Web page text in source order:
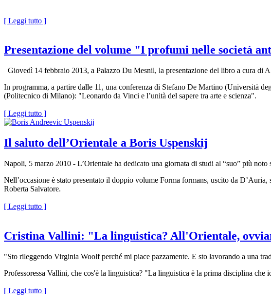
[ Leggi tutto ]
Presentazione del volume "I profumi nelle società
Giovedì 14 febbraio 2013, a Palazzo Du Mesnil, la presentazione del libro a cura di
In programma, a partire dalle 11, una conferenza di Stefano De Martino (Università
(Politecnico di Milano): "Leonardo da Vinci e l’unità del sapere tra arte e scienza".
[ Leggi tutto ]
Il saluto dell’Orientale a Boris Uspenskij
Napoli, 5 marzo 2010 - L’Orientale ha dedicato una giornata di studi al “suo” più
Nell’occasione è stato presentato il doppio volume Forma formans, uscito da
Roberta Salvatore.
[ Leggi tutto ]
Cristina Vallini: "La linguistica? All'Orientale,
"Sto rileggendo Virginia Woolf perché mi piace pazzamente. E sto lavorando a una
Professoressa Vallini, che cos'è la linguistica? "La linguistica è la prima disciplina
[ Leggi tutto ]